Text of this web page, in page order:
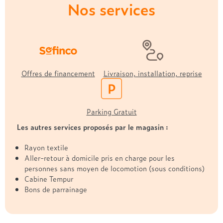
Nos services
Offres de financement Livraison, installation, reprise
Parking Gratuit
Les autres services proposés par le magasin :
Rayon textile
Aller-retour à domicile pris en charge pour les
personnes sans moyen de locomotion (sous conditions)
Cabine Tempur
Bons de parrainage